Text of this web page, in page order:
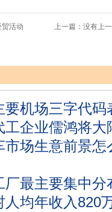
活动 上一篇：没有上一
要机场三字代码
工企业儒鸿将
市场生意前景怎
厂最主要集中分
人均年收入820